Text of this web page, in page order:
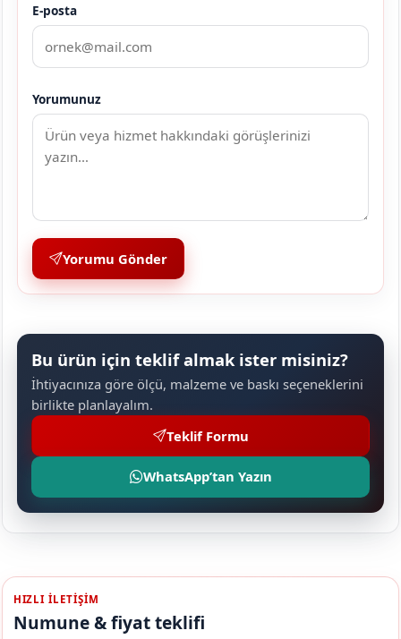
E-posta
Yorumunuz
Yorumu Gönder
Bu ürün için teklif almak ister misiniz?
İhtiyacınıza göre ölçü, malzeme ve baskı seçeneklerini
birlikte planlayalım.
Teklif Formu
WhatsApp’tan Yazın
HIZLI ILETIŞIM
Numune & fiyat teklifi